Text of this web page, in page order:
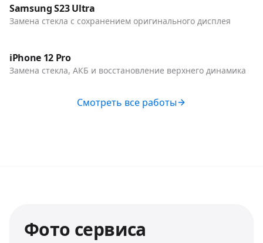
Телефоны
Samsung S23 Ultra
Замена стекла с сохранением оригинального дисплея
Телефоны
До / После
iPhone 12 Pro
Замена стекла, АКБ и восстановление верхнего динамика
Смотреть все работы
Фото сервиса